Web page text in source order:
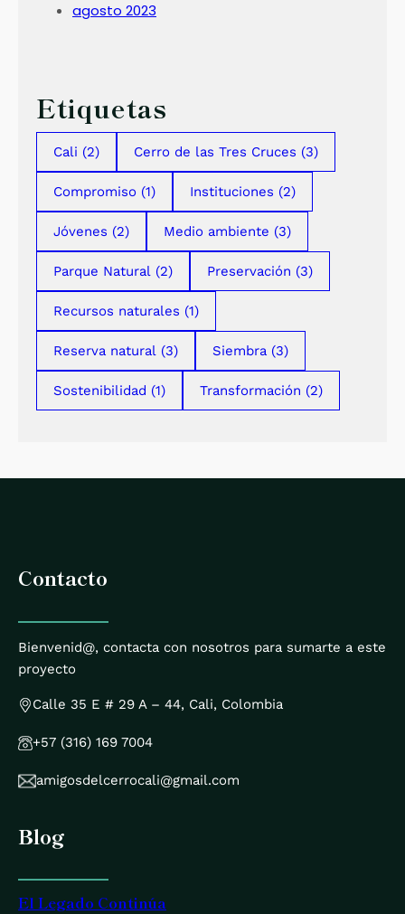
agosto 2023
Etiquetas
Cali (2) Cerro de las Tres Cruces (3)
Compromiso (1) Instituciones (2)
Jóvenes (2) Medio ambiente (3)
Parque Natural (2) Preservación (3)
Recursos naturales (1)
Reserva natural (3) Siembra (3)
Sostenibilidad (1) Transformación (2)
Contacto
Bienvenid@, contacta con nosotros para sumarte a este
proyecto
Calle 35 E # 29 A – 44, Cali, Colombia
+57 (316) 169 7004
amigosdelcerrocali@gmail.com
Blog
El Legado Continúa